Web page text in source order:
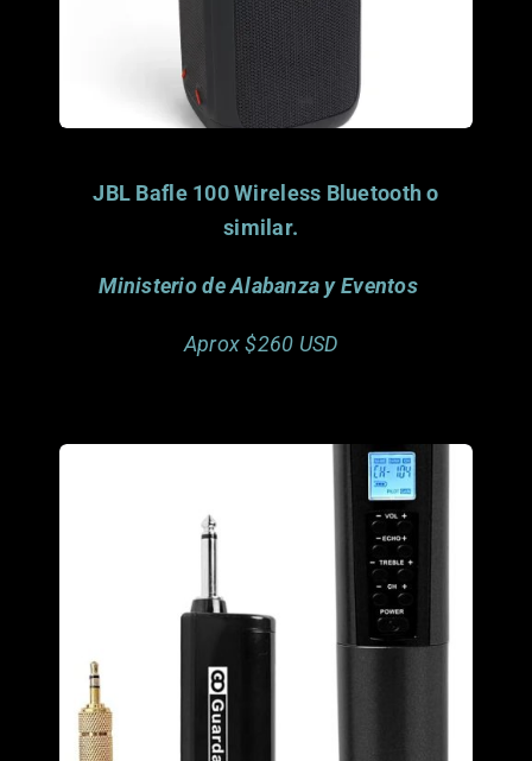
JBL Bafle 100 Wireless Bluetooth o
similar.
Ministerio de Alabanza y Eventos
Aprox $260 USD
Porfavor considera
donar este articulo.
Gracias.